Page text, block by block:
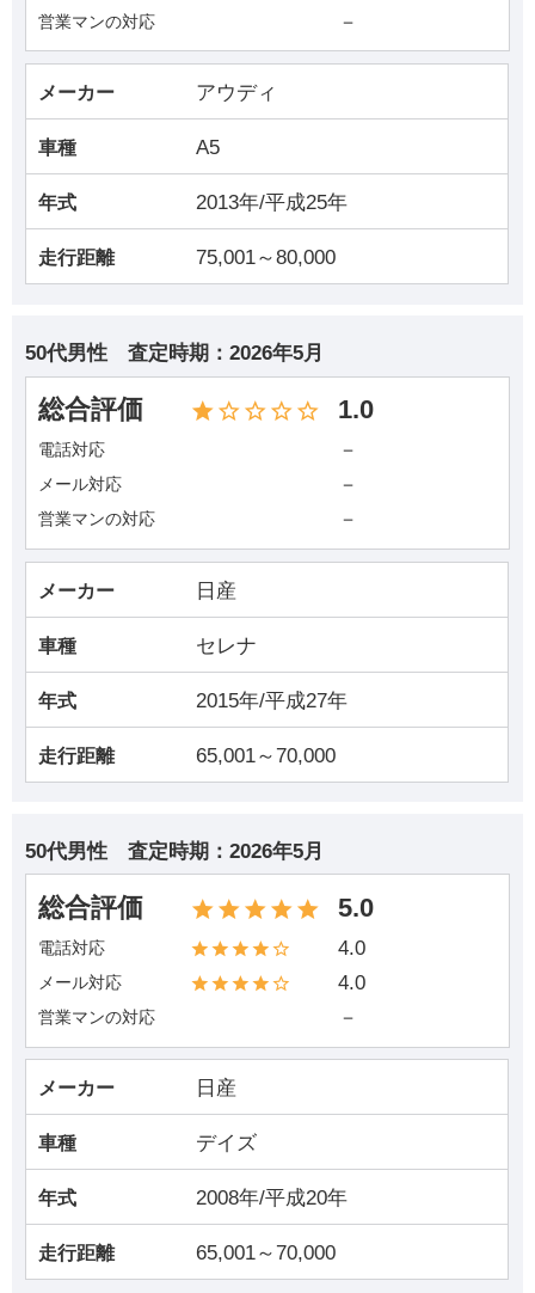
営業マンの対応 －
メーカー アウディ
車種 A5
年式 2013年/平成25年
走行距離 75,001～80,000
50代男性 査定時期： 2026年5月
総合評価 1.0
電話対応 －
メール対応 －
営業マンの対応 －
メーカー 日産
車種 セレナ
年式 2015年/平成27年
走行距離 65,001～70,000
50代男性 査定時期： 2026年5月
総合評価 5.0
電話対応 4.0
メール対応 4.0
営業マンの対応 －
メーカー 日産
車種 デイズ
年式 2008年/平成20年
走行距離 65,001～70,000